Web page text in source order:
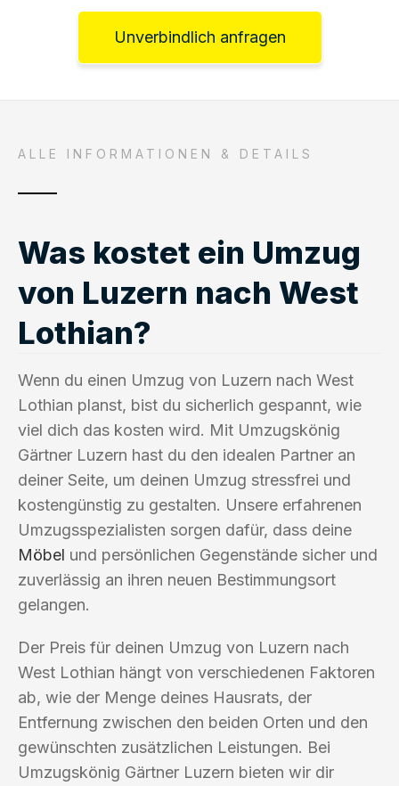
Unverbindlich anfragen
ALLE INFORMATIONEN & DETAILS
Was kostet ein Umzug
von Luzern nach West
Lothian?
Wenn du einen Umzug von Luzern nach West
Lothian planst, bist du sicherlich gespannt, wie
viel dich das kosten wird. Mit Umzugskönig
Gärtner Luzern hast du den idealen Partner an
deiner Seite, um deinen Umzug stressfrei und
kostengünstig zu gestalten. Unsere erfahrenen
Umzugsspezialisten sorgen dafür, dass deine
Möbel und persönlichen Gegenstände sicher und
zuverlässig an ihren neuen Bestimmungsort
gelangen.
Der Preis für deinen Umzug von Luzern nach
West Lothian hängt von verschiedenen Faktoren
ab, wie der Menge deines Hausrats, der
Entfernung zwischen den beiden Orten und den
gewünschten zusätzlichen Leistungen. Bei
Umzugskönig Gärtner Luzern bieten wir dir